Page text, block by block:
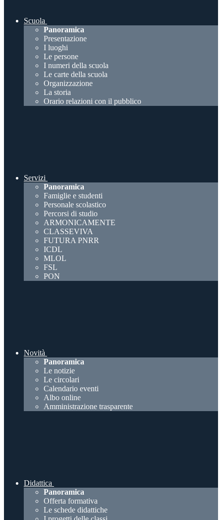
Scuola
Panoramica
Presentazione
I luoghi
Le persone
I numeri della scuola
Le carte della scuola
Organizzazione
La storia
Orario relazioni con il pubblico
Servizi
Panoramica
Famiglie e studenti
Personale scolastico
Percorsi di studio
ARMONICAMENTE
CLASSEVIVA
FUTURA PNRR
ICDL
MLOL
FSL
PON
Novità
Panoramica
Le notizie
Le circolari
Calendario eventi
Albo online
Amministrazione trasparente
Didattica
Panoramica
Offerta formativa
Le schede didattiche